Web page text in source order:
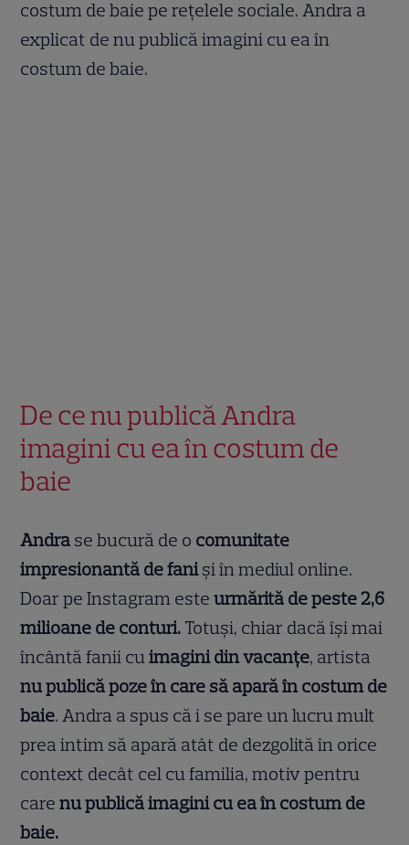
costum de baie pe rețelele sociale. Andra a
explicat de nu publică imagini cu ea în
costum de baie.
De ce nu publică Andra
imagini cu ea în costum de
baie
Andra se bucură de o comunitate
impresionantă de faniși în mediul online.
Doar pe Instagram esteurmărită de peste 2,6
milioane de conturi. Totuși, chiar dacă își mai
încântă fanii cuimagini din vacanțe, artista
nu publică poze în care să apară în costum de
baie. Andra a spus că i se pare un lucru mult
prea intim să apară atât de dezgolită în orice
context decât cel cu familia, motiv pentru
carenu publică imagini cu ea în costum de
baie.